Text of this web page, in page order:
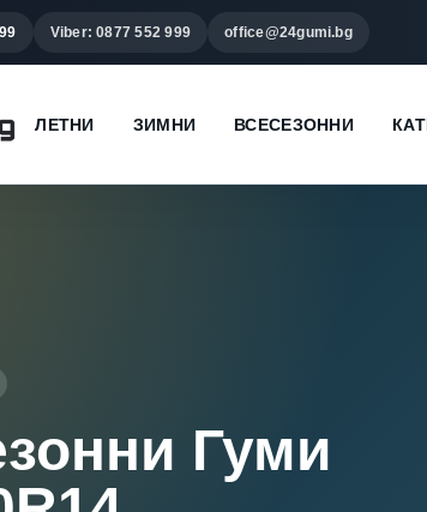
Viber: 0877 552 999 office@24gumi.bg
ЛЕТНИ ЗИМНИ ВСЕСЕЗОННИ
Гуми